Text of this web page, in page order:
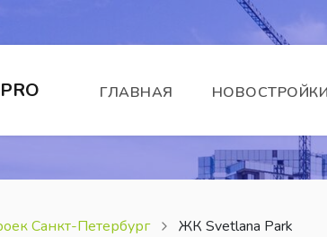
ГЛАВНАЯ НОВОСТРОЙКИ
Санкт-Петербург ЖК Svetlana Park